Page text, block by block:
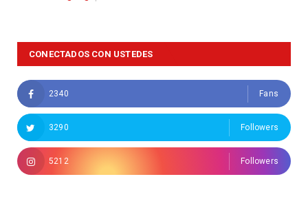
CONECTADOS CON USTEDES
2340 Fans
3290 Followers
5212 Followers